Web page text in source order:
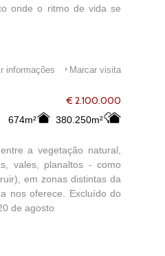
onde o ritmo de vida se
Marcar visita
informações
€ 2.100.000
674m²
380.250m²
a vegetação natural,
vales, planaltos - como
em zonas distintas da
nos oferece. Excluído do
de agosto